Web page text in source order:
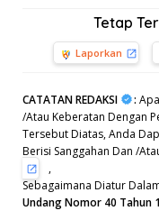
Tetap
Laporkan
CATATAN REDAKSI :
/Atau Keberatan Dengan
Tersebut Diatas, Anda
Berisi Sanggahan Dan /
,
Sebagaimana Diatur
Undang Nomor 40 Tahun